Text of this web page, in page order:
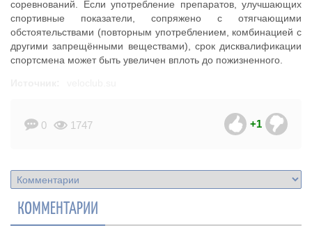
соревнований. Если употребление препаратов, улучшающих
спортивные показатели, сопряжено с отягчающими
обстоятельствами (повторным употреблением, комбинацией с
другими запрещёнными веществами), срок дисквалификации
спортсмена может быть увеличен вплоть до пожизненного.
0 1747 +1
КОММЕНТАРИИ